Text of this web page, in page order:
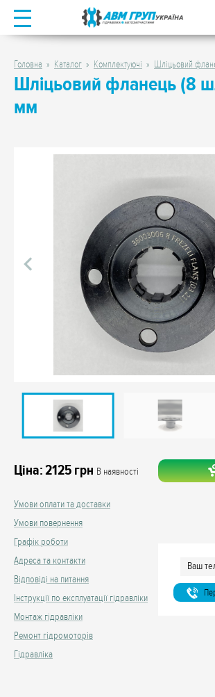
Головна Каталог Комплектуючі Шліцьовий
Шліцьовий фланець (8
мм
Ціна:2125 грн В наявності
Умови оплати та доставки
Умови повернення
Графік роботи
Адреса та контакти
Відповіді на питання
Інструкції по експлуатації гідравліки
Монтаж гідравліки
Ремонт гідромоторів
Гідравліка